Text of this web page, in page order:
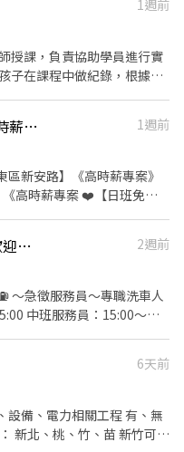
1週前
授課，負責協助學員進行實
子在課程中做紀錄，根據需
質的教學輸出。 5. 在營隊開
。 6. 整日排班提供午餐，
活動每梯次時間為週一～週
HL ～快速通關～竹北市/竹科高時薪 AI伺服器組包裝員
1週前
案 ❤️【日班免費
】
製程 ✅免經驗可、可選
定日夜、週休二日、可週借
【工作內容】：AI伺
】：員工團膳75/85/95/
小時補助60/八小時補助120
支薪(最高可$1萬)
#急徵加油員#假日班#長期班 (歡迎二度就業）
2週前
址：新竹中華站-新竹市中
）
6天前